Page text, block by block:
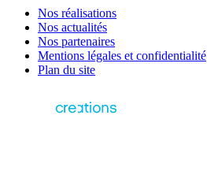
Nos réalisations
Nos actualités
Nos partenaires
Mentions légales et confidentialité
Plan du site